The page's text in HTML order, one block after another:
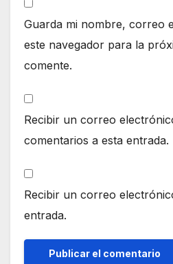
Guarda mi nombre, correo
este navegador para la
comente.
Recibir un correo
comentarios a esta entrada.
Recibir un correo
entrada.